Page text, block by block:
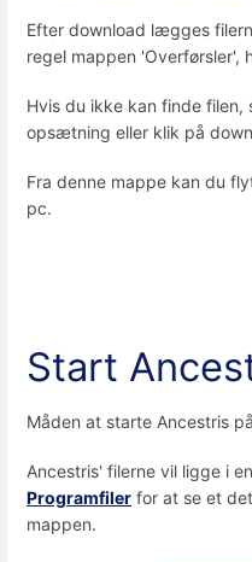
Efter download lægges
regel mappen 'Overførsler',
Hvis du ikke kan finde
opsætning eller klik på
Fra denne mappe kan du
pc.
Start
Måden at starte Ancestris
Ancestris' filerne vil ligge i
Programfiler for at se et
mappen.